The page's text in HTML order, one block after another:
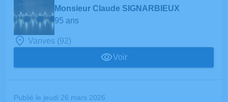
Monsieur Claude SIGNARBIEUX
95 ans
Vanves (92)
Voir
Publié le jeudi 26 mars 2026